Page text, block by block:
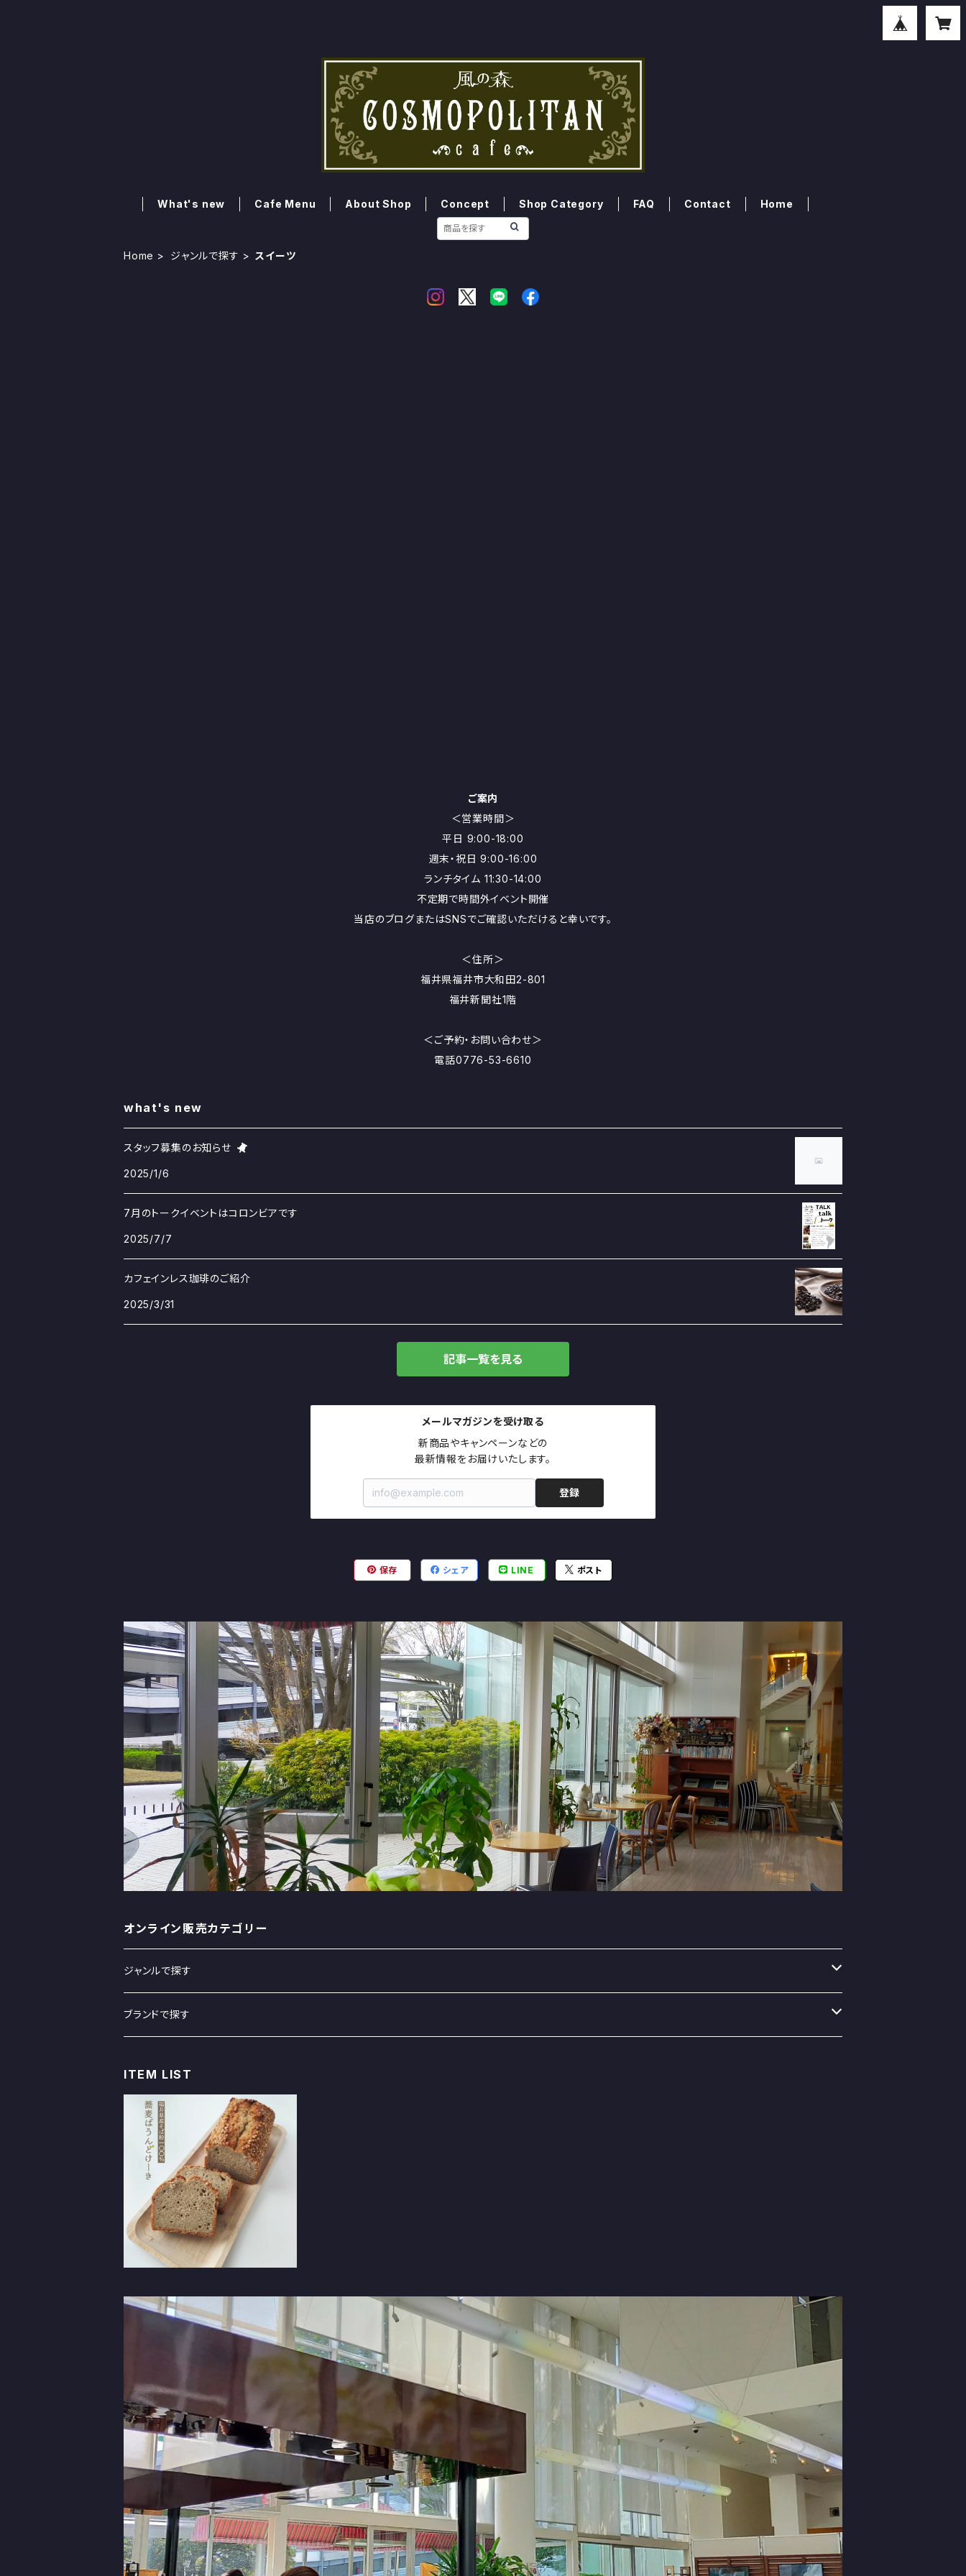
What's new Cafe Menu About Shop Concept Shop Category FAQ Contact Home
Home ジャンルで探す スイーツ
ご案内
＜営業時間＞
平日 9:00-18:00
週末・祝日 9:00-16:00
ランチタイム 11:30-14:00
不定期で時間外イベント開催
当店のブログまたはSNSでご確認いただけると幸いです。
＜住所＞
福井県福井市大和田2-801
福井新聞社1階
＜ご予約・お問い合わせ＞
電話0776-53-6610
what's new
スタッフ募集のお知らせ
2025/1/6
7月のトークイベントはコロンビアです
2025/7/7
カフェインレス珈琲のご紹介
2025/3/31
記事一覧を見る
メールマガジンを受け取る
新商品やキャンペーンなどの
最新情報をお届けいたします。
登録
保存 シェア LINE ポスト
オンライン販売カテゴリー
ジャンルで探す
スイーツ
コーヒー
調味料
ランチボックス
マスク
ミル（胡椒）
ギフトパック
焼き菓子
焼き菓子とコーヒーのセット
ブランドで探す
ミル（胡椒）
野村醤油
名前のない（生）醤油
舞茸ポン酢
セレクション（ホーリーバジル）
ホーリーバジルティー
石鹸
パスタ
焼き菓子
山下商店（Tシャツ、ランチボックス）
ランチボックス
Tシャツ
越前焼（そば鉢）
ササマタ（ZiBiマスク）
マスク生地
ロールケーキ
コーヒー豆
焼き菓子
ITEM LIST
パウンドケーキ 蕎麦ぱうんどけ
ーき 福井県産そば粉 使用
¥2,700